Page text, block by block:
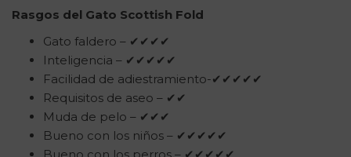
Rasgos del Gato Scottish Fold
Gato faldero – ✔✔✔✔
Inteligencia – ✔✔✔✔✔
Facilidad de adiestramiento-✔✔✔✔✔
Requisitos de aseo – ✔✔
Muda de pelo – ✔✔✔
Bueno con los niños – ✔✔✔✔✔